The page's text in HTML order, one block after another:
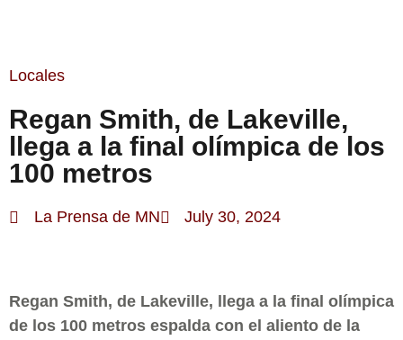
Locales
Regan Smith, de Lakeville,
llega a la final olímpica de los
100 metros
La Prensa de MN July 30, 2024
Regan Smith, de Lakeville, llega a la final olímpica
de los 100 metros espalda con el aliento de la